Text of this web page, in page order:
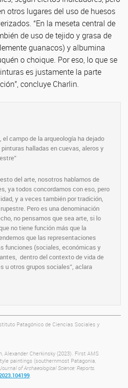
otros lugares del uso de huesos
“En la meseta central de
de uso de tejido y grasa de
guanacos) y albumina
o choique. Por eso, lo que se
es justamente la parte
concluye Charlin.
campo de la arqueología ha dejado
halladas en cuevas, aleros y
del arte, nosotros hablamos de
ya todos concordamos con eso, pero
y a veces también por tradición,
Pero es una denominación
no pensamos que sea arte, si lo
no tiene función más que la
que las representaciones
funciones (sociales, económicas y
dentro del contexto de vida de
u otros grupos sociales”, aclara
Patagónico de Ciencias Sociales y
Alexander Cherkinsky (2023). First AMS
paintings (southernmost Patagonia,
of Archaeological Science: Reports.
.